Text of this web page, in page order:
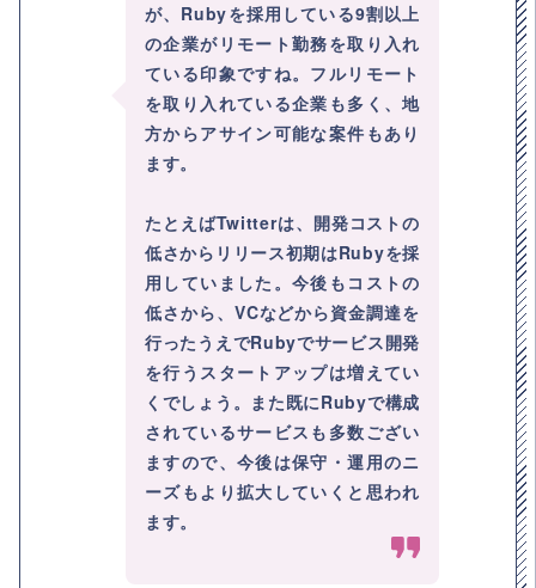
が、Rubyを採用している9割以上
の企業がリモート勤務を取り入れ
ている印象ですね。フルリモート
を取り入れている企業も多く、地
方からアサイン可能な案件もあり
ます。
たとえばTwitterは、開発コストの
低さからリリース初期はRubyを採
用していました。今後もコストの
低さから、VCなどから資金調達を
行ったうえでRubyでサービス開発
を行うスタートアップは増えてい
くでしょう。また既にRubyで構成
されているサービスも多数ござい
ますので、今後は保守・運用のニ
ーズもより拡大していくと思われ
ます。